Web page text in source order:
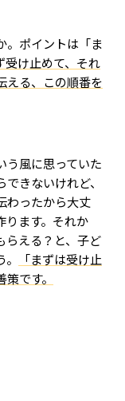
。ポイントは「ま
受け止めて、それ
える、この順番を
う風に思っていた
きないけれど、
わったから大丈
ります。それか
らえる？と、子ど
「まずは受け止
です。